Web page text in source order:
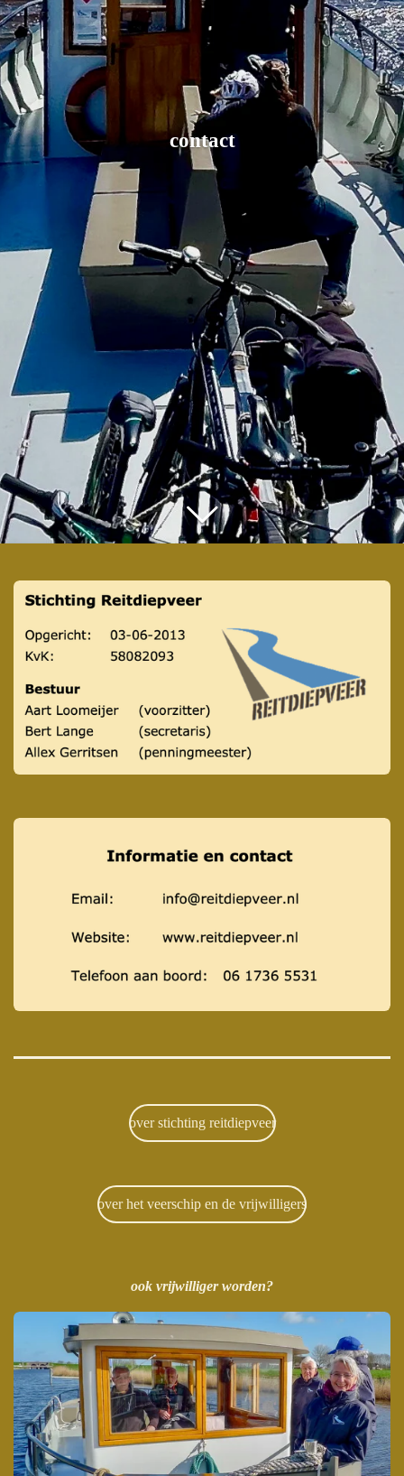
contact
over stichting reitdiepveer
over het veerschip en de vrijwilligers
ook vrijwilliger worden?